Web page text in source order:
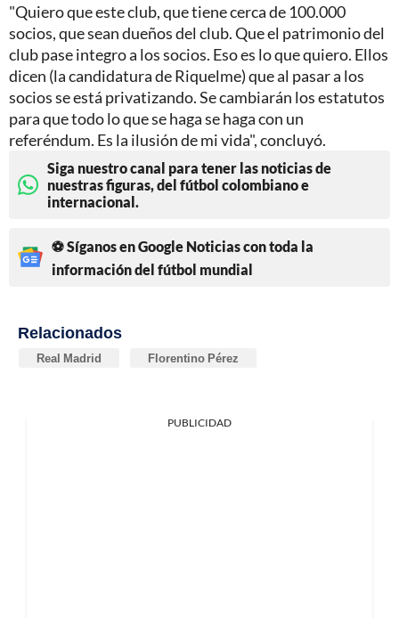
"Quiero que este club, que tiene cerca de 100.000
socios, que sean dueños del club. Que el patrimonio del
club pase integro a los socios. Eso es lo que quiero. Ellos
dicen (la candidatura de Riquelme) que al pasar a los
socios se está privatizando. Se cambiarán los estatutos
para que todo lo que se haga se haga con un
referéndum. Es la ilusión de mi vida", concluyó.
Siga nuestro canal para tener las noticias de
nuestras figuras, del fútbol colombiano e
internacional.
⚽ Síganos en Google Noticias con toda la
información del fútbol mundial
Relacionados
Real Madrid Florentino Pérez
PUBLICIDAD